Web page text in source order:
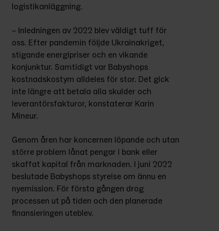
logistikanläggning.
– Inledningen av 2022 blev väldigt tuff för
oss. Efter pandemin följde Ukrainakriget,
stigande energipriser och en vikande
konjunktur. Samtidigt var Babyshops
kostnadskostym alldeles för stor. Det gick
inte längre att betala alla skulder och
leverantörsfakturor, konstaterar Karin
Mineur.
Genom åren har koncernen löpande och utan
större problem lånat pengar i bank eller
skaffat kapital från marknaden. I juni 2022
beslutade Babyshops styrelse om ännu en
nyemission. För första gången drog
processen ut på tiden och den planerade
finansieringen uteblev.